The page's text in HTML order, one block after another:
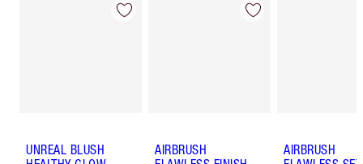
UNREAL BLUSH
AIRBRUSH
AIRBRUSH